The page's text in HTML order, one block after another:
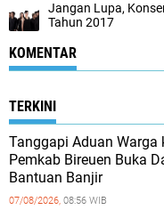
Jangan Lupa,
Tahun 2017
KOMENTAR
TERKINI
Tanggapi Aduan Warga
Pemkab Bireuen Buka
Bantuan Banjir
07/08/2026, 08:56 WIB